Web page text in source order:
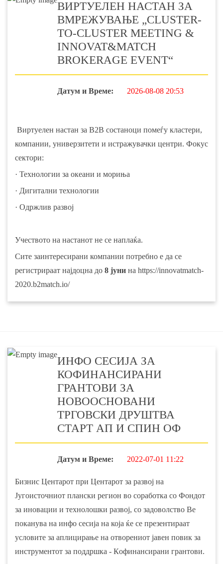
ВИРТУЕЛЕН НАСТАН ЗА
ВМРЕЖУВАЊЕ „CLUSTER-
TO-CLUSTER MEETING &
INNOVAT&MATCH
BROKERAGE EVENT“
Датум и Време: 2026-08-08 20:53
Виртуелен настан за B2B состаноци помеѓу кластери,
компании, универзитети и истражувачки центри. Фокус
сектори:
· Технологии за океани и мориња
· Дигитални технологии
· Одржлив развој
Учеството на настанот не се наплаќа.
Сите заинтересирани компании потребно е да се
регистрираат најдоцна до 8 јуни на https://innovatmatch-
2020.b2match.io/
ИНФО СЕСИЈА ЗА
КОФИНАНСИРАНИ
ГРАНТОВИ ЗА
НОВООСНОВАНИ
ТРГОВСКИ ДРУШТВА
СТАРТ АП И СПИН ОФ
Датум и Време: 2022-07-01 11:22
Бизнис Центарот при Центарот за развој на
Југоисточниот плански регион во соработка со Фондот
за иновации и технолошки развој, со задоволство Ве
поканува на инфо сесија на која ќе се презентираат
условите за аплицирање на отворениот јавен повик за
инструментот за поддршка - Кoфинансирани грантови.